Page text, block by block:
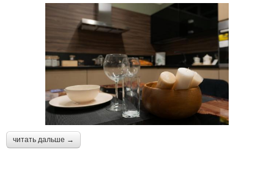
читать дальше →